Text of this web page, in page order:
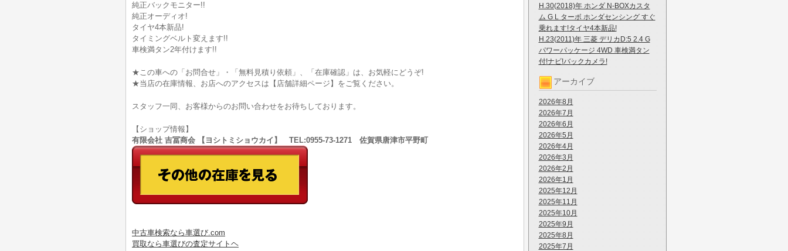
H.30(2018)年 ホンダ N-BOXカスタ
ム G L ターボ ホンダセンシング すぐ
乗れます!タイヤ4本新品!
H.23(2011)年 三菱 デリカD:5 2.4 G
パワーパッケージ 4WD 車検満タン
付!ナビ!バックカメラ!
アーカイブ
2026年8月
2026年7月
2026年6月
2026年5月
2026年4月
2026年3月
2026年2月
2026年1月
2025年12月
2025年11月
2025年10月
2025年9月
2025年8月
2025年7月
純正バックモニター!!
純正オーディオ!
タイヤ4本新品!
タイミングベルト変えます!!
車検満タン2年付けます!!
★この車への「お問合せ」・「無料見積り依頼」、「在庫確認」は、お気軽にどうぞ!
★当店の在庫情報、お店へのアクセスは【店舗詳細ページ】をご覧ください。
スタッフ一同、お客様からのお問い合わせをお待ちしております。
【ショップ情報】
有限会社 吉冨商会 【ヨシトミショウカイ】 TEL:0955-73-1271 佐賀県唐津市平野町
中古車検索なら車選び.com
買取なら車選びの査定サイトヘ